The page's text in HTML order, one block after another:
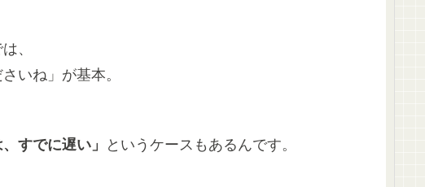
、
いね」が基本。
すでに遅い」 というケースもあるんです。